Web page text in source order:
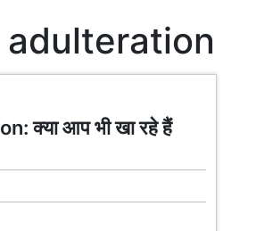
क्या आप भी खा रहे हैं